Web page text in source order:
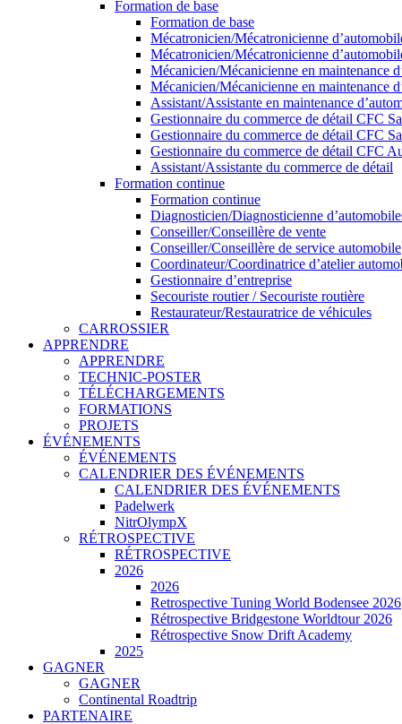
Formation de base
Formation de base
Mécatronicien/Mécatronicienne
Mécatronicien/Mécatronicienne
Mécanicien/Mécanicienne en maintenance
Mécanicien/Mécanicienne en maintenance
Assistant/Assistante en maintenance
Gestionnaire du commerce de détail CFC
Gestionnaire du commerce de détail CFC
Gestionnaire du commerce de détail CFC
Assistant/Assistante du commerce de détail
Formation continue
Formation continue
Diagnosticien/Diagnosticienne
Conseiller/Conseillère de vente
Conseiller/Conseillère de service automobile
Coordinateur/Coordinatrice d’atelier
Gestionnaire d’entreprise
Secouriste routier / Secouriste routière
Restaurateur/Restauratrice de véhicules
CARROSSIER
APPRENDRE
APPRENDRE
TECHNIC-POSTER
TÉLÉCHARGEMENTS
FORMATIONS
PROJETS
ÉVÉNEMENTS
ÉVÉNEMENTS
CALENDRIER DES ÉVÉNEMENTS
CALENDRIER DES ÉVÉNEMENTS
Padelwerk
NitrOlympX
RÉTROSPECTIVE
RÉTROSPECTIVE
2026
2026
Retrospective Tuning World Bodensee 2026
Rétrospective Bridgestone Worldtour 2026
Rétrospective Snow Drift Academy
2025
GAGNER
GAGNER
Continental Roadtrip
PARTENAIRE